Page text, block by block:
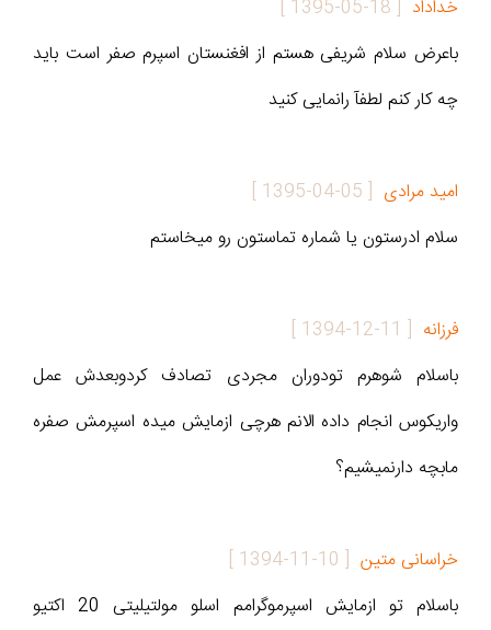
خداداد [
1395-05-18
]
باعرض سلام شریفی هستم از افغنستان اسپرم صفر است باید
چه کار کنم لطفآ رانمایی کنید
امید مرادی [
1395-04-05
]
سلام ادرستون یا شماره تماستون رو میخاستم
فرزانه [
1394-12-11
]
باسلام شوهرم تودوران مجردی تصادف کردوبعدش عمل
واریکوس انجام داده الانم هرچی ازمایش میده اسپرمش صفره
مابچه دارنمیشیم؟
خراسانی متین [
1394-11-10
]
باسلام تو ازمایش اسپرموگرامم اسلو مولتیلیتی 20 اکتیو